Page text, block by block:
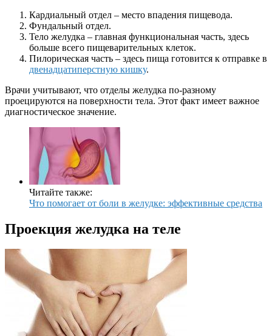
Кардиальный отдел – место впадения пищевода.
Фундальный отдел.
Тело желудка – главная функциональная часть, здесь
больше всего пищеварительных клеток.
Пилорическая часть – здесь пища готовится к отправке в
двенадцатиперстную кишку.
Врачи учитывают, что отделы желудка по-разному
проецируются на поверхности тела. Этот факт имеет важное
диагностическое значение.
Читайте также:
Что помогает от боли в желудке: эффективные средства
Проекция желудка на теле